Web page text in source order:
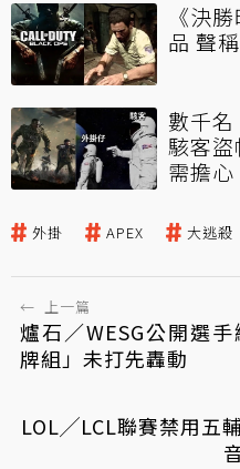
《決
品 聲
數千
駭客
需擔心
外掛 APEX 大逃殺
← 上一篇
爐石／WESG公開選
牌組」未打先轟動
LOL╱LCL聯賽禁用五